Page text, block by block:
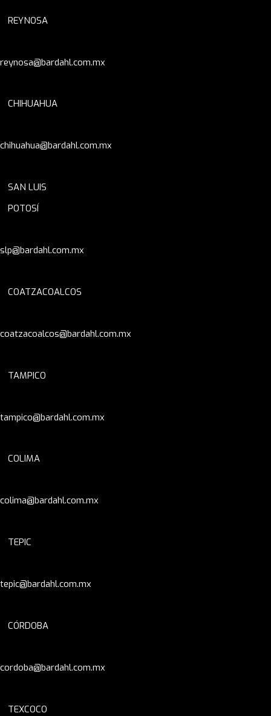
REYNOSA
reynosa@bardahl.com.mx
CHIHUAHUA
chihuahua@bardahl.com.mx
SAN LUIS
POTOSÍ
slp@bardahl.com.mx
COATZACOALCOS
coatzacoalcos@bardahl.com.mx
TAMPICO
tampico@bardahl.com.mx
COLIMA
colima@bardahl.com.mx
TEPIC
tepic@bardahl.com.mx
CÓRDOBA
cordoba@bardahl.com.mx
TEXCOCO